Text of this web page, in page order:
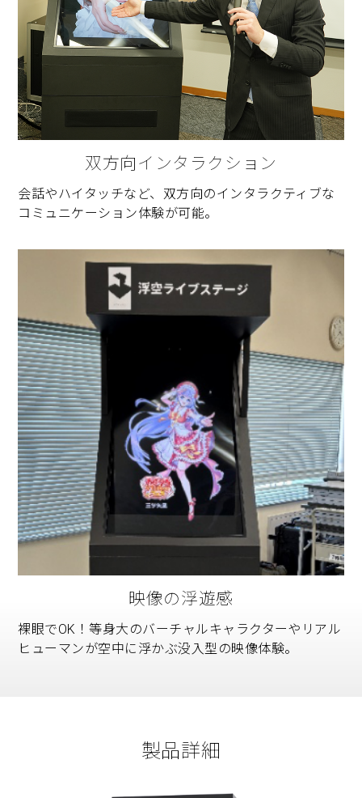
双方向インタラクション
会話やハイタッチなど、双方向のインタラクティブな
コミュニケーション体験が可能。
映像の浮遊感
裸眼でOK！等身大のバーチャルキャラクターやリアル
ヒューマンが空中に浮かぶ没入型の映像体験。
製品詳細